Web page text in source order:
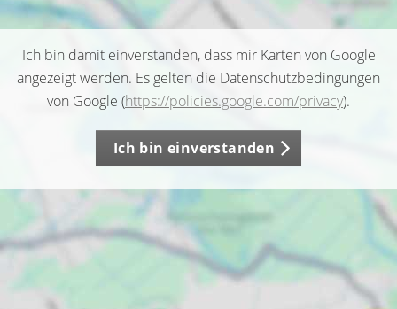
Ich bin damit einverstanden, dass mir Karten von Google
angezeigt werden. Es gelten die Datenschutzbedingungen
von Google (https://policies.google.com/privacy).
Ich bin einverstanden